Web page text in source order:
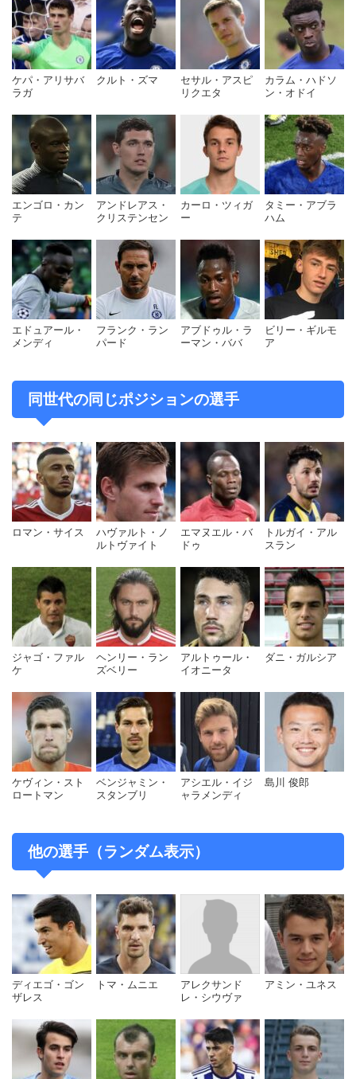
引用元：wikipedia
ケパ・アリサバ
ラガ
クルト・ズマ
セサル・アスピ
リクエタ
カラム・ハドソ
ン・オドイ
エンゴロ・カン
テ
アンドレアス・
クリステンセン
カーロ・ツィガ
ー
タミー・アブラ
ハム
エドュアール・
メンディ
フランク・ラン
パード
アブドゥル・ラ
ーマン・ババ
ビリー・ギルモ
ア
同世代の同じポジションの選手
ロマン・サイス
ハヴァルト・ノ
ルトヴァイト
エマヌエル・バ
ドゥ
トルガイ・アル
スラン
ジャゴ・ファル
ケ
ヘンリー・ラン
ズベリー
アルトゥール・
イオニータ
ダニ・ガルシア
ケヴィン・スト
ロートマン
ベンジャミン・
スタンブリ
アシエル・イジ
ャラメンディ
島川 俊郎
他の選手（ランダム表示）
ディエゴ・ゴン
ザレス
トマ・ムニエ
アレクサンド
レ・シウヴァ
アミン・ユネス